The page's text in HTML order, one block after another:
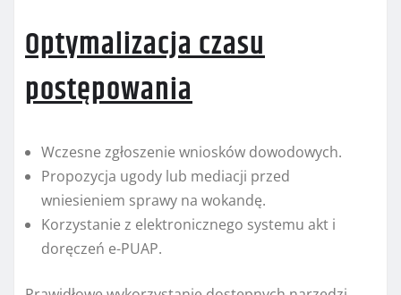
Optymalizacja czasu
postępowania
Wczesne zgłoszenie wniosków dowodowych.
Propozycja ugody lub mediacji przed
wniesieniem sprawy na wokandę.
Korzystanie z elektronicznego systemu akt i
doręczeń e-PUAP.